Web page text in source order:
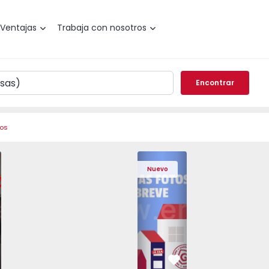
Ventajas Trabaja con nosotros
Encontrar
Pedrouços - 1575536 - 7
T3 Maia, Pedrouços - 1575536 - 9
Apartamento T3 Maia, Pedrouços - 1575536 - 8
Apartamento T3 Maia, Pedrouços - 1575536 - 12
Apartamento T3 Maia, Pedrouços -
Apartamento T3 Maia,
Apartamento
Nuevo
Apartamento T3 Porto,
Favorito